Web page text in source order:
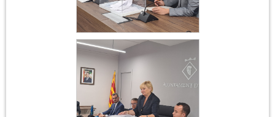
Constitució
Ajuntament 17 de juny
2023